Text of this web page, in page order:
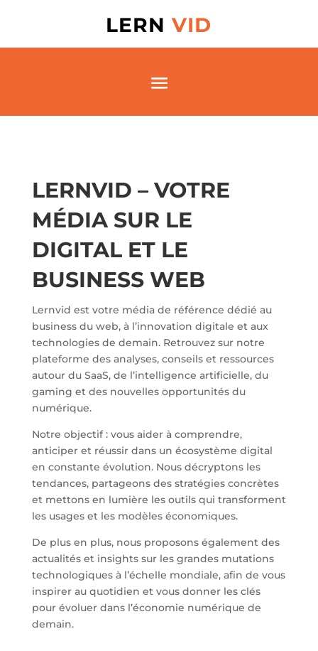
LERNVID
LERNVID – VOTRE
MÉDIA SUR LE
DIGITAL ET LE
BUSINESS WEB
Lernvid est votre média de référence dédié au
business du web, à l’innovation digitale et aux
technologies de demain. Retrouvez sur notre
plateforme des analyses, conseils et ressources
autour du SaaS, de l’intelligence artificielle, du
gaming et des nouvelles opportunités du
numérique.
Notre objectif : vous aider à comprendre,
anticiper et réussir dans un écosystème digital
en constante évolution. Nous décryptons les
tendances, partageons des stratégies concrètes
et mettons en lumière les outils qui transforment
les usages et les modèles économiques.
De plus en plus, nous proposons également des
actualités et insights sur les grandes mutations
technologiques à l’échelle mondiale, afin de vous
inspirer au quotidien et vous donner les clés
pour évoluer dans l’économie numérique de
demain.